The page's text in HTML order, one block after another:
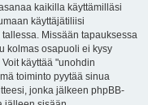
kaikilla käyttämilläsi
käyttäjätiliisi
Missään tapauksessa
kolmas osapuoli ei kysy
käyttää "unohdin
toiminto pyytää sinua
jonka jälkeen phpBB-